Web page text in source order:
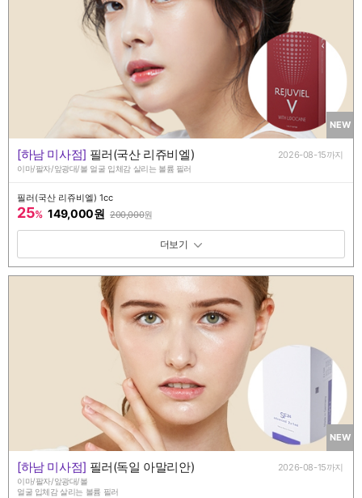
NEW
[하남 미사점] 필러(국산 리쥬비엘) 2026-08-15까지
이마/팔자/앞광대/볼 얼굴 입체감 살리는 볼륨 필러
필러(국산 리쥬비엘) 1cc
25% 149,000원 200,000원
패키지 보기 토글
NEW
[하남 미사점] 필러(독일 아말리안) 2026-08-15까지
이마/팔자/앞광대/볼
얼굴 입체감 살리는 볼륨 필러